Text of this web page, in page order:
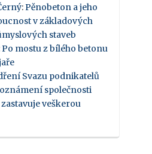
: Pěnobeton a jeho
v základových
staveb
Po mostu z bílého betonu
Svazu podnikatelů
společnosti
veškerou